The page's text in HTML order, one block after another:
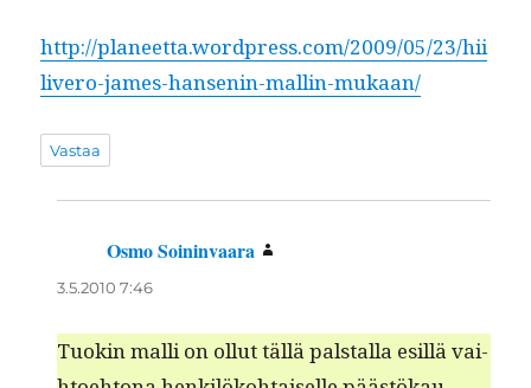
http://planeetta.wordpress.com/2009/05/23/hii
livero-james-hansenin-mallin-mukaan/
Vastaa
Osmo Soininvaara
3.5.2010 7:46
Tuokin malli on ollut täl­lä pal­stal­la esil­lä vai­